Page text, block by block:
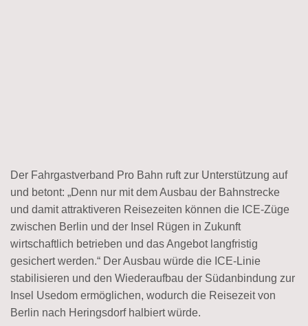
Der Fahrgastverband Pro Bahn ruft zur Unterstützung auf
und betont: „Denn nur mit dem Ausbau der Bahnstrecke
und damit attraktiveren Reisezeiten können die ICE-Züge
zwischen Berlin und der Insel Rügen in Zukunft
wirtschaftlich betrieben und das Angebot langfristig
gesichert werden.“ Der Ausbau würde die ICE-Linie
stabilisieren und den Wiederaufbau der Südanbindung zur
Insel Usedom ermöglichen, wodurch die Reisezeit von
Berlin nach Heringsdorf halbiert würde.